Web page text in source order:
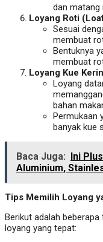
dan matang
Loyang Roti
Sesuai
membuat
Bentuknya
membuat
Loyang Kue
Loyang
bahan
Permukaan
banyak kue
Baca Juga:
Ini
Aluminium,
Tips Memilih Loyang
Berikut adalah
loyang yang tepat: